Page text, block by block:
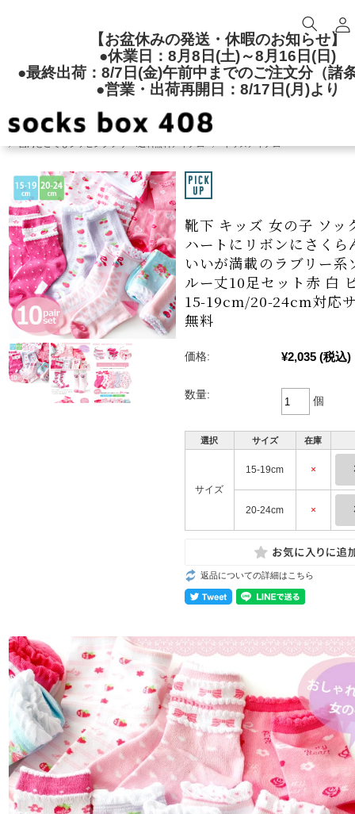
【お盆休みの発送・休暇のお知らせ】
●休業日：8月8日(土)～8月16日(日)
●最終出荷：8/7日(金)午前中までのご注文分（諸
●営業・出荷再開日：8/17日(月)より
キッズソックス
女の子靴下 クルーソックス
靴下 キッズ 女の子 ソッ
ハートにリボンにさくら
いいが満載のラブリー系
ルー丈10足セット赤 白
15-19cm/20-24cm対応
無料
価格: ¥2,035 (税込)
数量:
個
選択 サイズ 在庫
サイズ
15-19cm ×
20-24cm ×
返品についての詳細はこちら